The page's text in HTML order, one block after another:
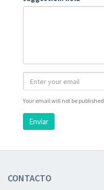
Your email will not be published
Enviar
CONTACTO